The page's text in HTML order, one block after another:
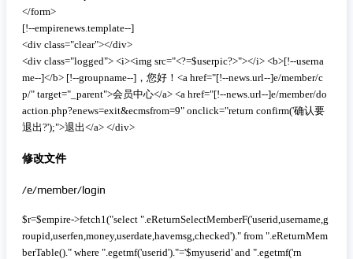
</form>
[!--empirenews.template--]
<div class="clear"></div>
<div class="logged"> <i><img src="<?=$userpic?>"></i> <b>[!--userna
me--]</b> [!--groupname--]，您好！<a href="[!--news.url--]e/member/c
p/" target="_parent">会员中心</a> <a href="[!--news.url--]e/member/do
action.php?enews=exit&ecmsfrom=9" onclick="return confirm('确认要
退出?');">退出</a> </div>
修改文件
/e/member/login
$r=$empire->fetch1("select ".eReturnSelectMemberF('userid,username,g
roupid,userfen,money,userdate,havemsg,checked')." from ".eReturnMem
berTable()." where ".egetmf('userid')."='$myuserid' and ".egetmf('rn